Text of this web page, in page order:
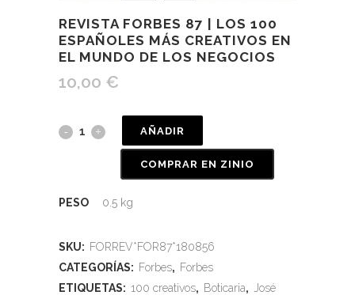
REVISTA FORBES 87 | LOS 100
ESPAÑOLES MÁS CREATIVOS EN
EL MUNDO DE LOS NEGOCIOS
10,00 €
AÑADIR
COMPRAR EN ZINIO
PESO 0.5 kg
SKU: FORREV*FOR87*180856
CATEGORÍAS: Forbes, Forbes
ETIQUETAS: 100 creativos, Boticaria,
José